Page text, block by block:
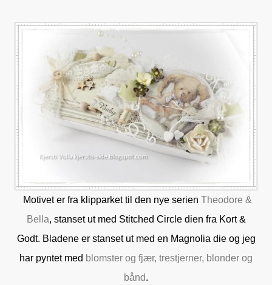
Motivet er fra klipparket til den nye serien Theodore &
Bella, stanset ut med Stitched Circle dien fra Kort &
Godt. Bladene er stanset ut med en Magnolia die og jeg
har pyntet med blomster og fjær, trestjerner, blonder og
bånd.